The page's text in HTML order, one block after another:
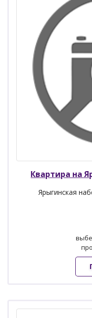
Квартира на
Ярыгинская